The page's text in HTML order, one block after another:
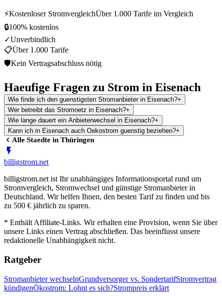
⚡Kostenloser StromvergleichÜber 1.000 Tarife im Vergleich
🔒100% kostenlos
✓Unverbindlich
📋Über 1.000 Tarife
🛡Kein Vertragsabschluss nötig
Haeufige Fragen zu Strom in Eisenach
Wie finde ich den guenstigsten Stromanbieter in Eisenach?+
Wer betreibt das Stromnetz in Eisenach?+
Wie lange dauert ein Anbieterwechsel in Eisenach?+
Kann ich in Eisenach auch Oekostrom guenstig beziehen?+
Alle Staedte in Thüringen
billigstrom.net
billigstrom.net ist Ihr unabhängiges Informationsportal rund um
Stromvergleich, Stromwechsel und günstige Stromanbieter in
Deutschland. Wir helfen Ihnen, den besten Tarif zu finden und bis
zu 500 € jährlich zu sparen.
* Enthält Affiliate-Links. Wir erhalten eine Provision, wenn Sie über
unsere Links einen Vertrag abschließen. Das beeinflusst unsere
redaktionelle Unabhängigkeit nicht.
Ratgeber
Stromanbieter wechselnGrundversorger vs. SondertarifStromvertrag
kündigenÖkostrom: Lohnt es sich?Strompreis erklärt